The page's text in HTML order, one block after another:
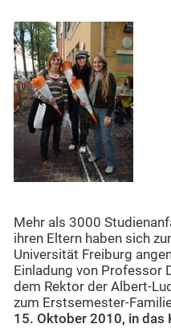
Mehr als 3000
ihren Eltern haben sich
Universität Freiburg
Einladung von Professor
dem Rektor der Albert-
zum Erstsemester-
15. Oktober 2010, in das